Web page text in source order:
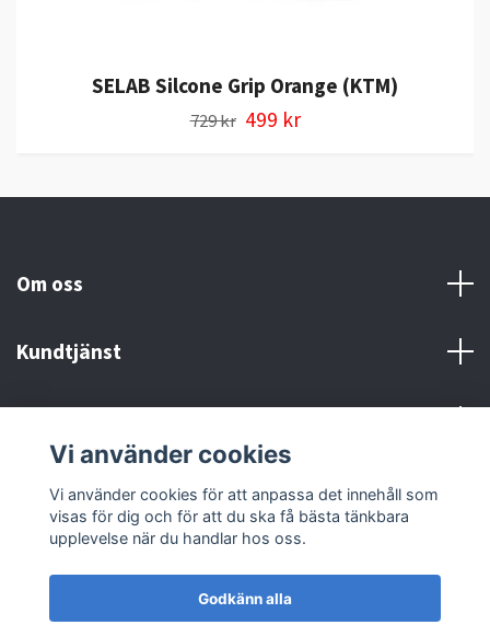
SELAB Silcone Grip Orange (KTM)
729 kr 499 kr
Om oss
Kundtjänst
Sociala medier
Vi använder cookies
Vi använder cookies för att anpassa det innehåll som
visas för dig och för att du ska få bästa tänkbara
upplevelse när du handlar hos oss.
Godkänn alla